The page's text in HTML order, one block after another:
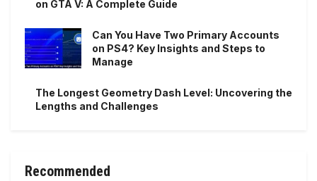
on GTA V: A Complete Guide
Can You Have Two Primary Accounts
on PS4? Key Insights and Steps to
Manage
The Longest Geometry Dash Level: Uncovering the
Lengths and Challenges
Recommended